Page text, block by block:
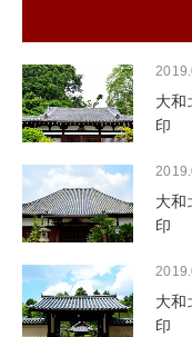
大和
印
大和
印
大和
印